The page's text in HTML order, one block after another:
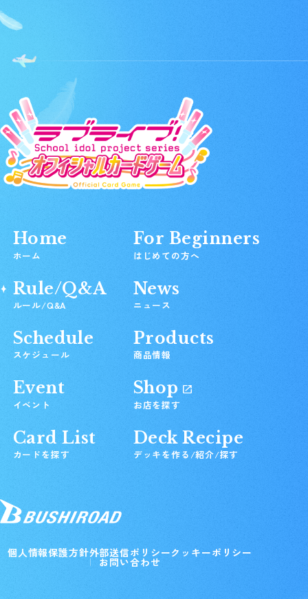
Home
ホーム
For Beginners
はじめての方へ
Rule/Q&A
ルール/Q&A
News
ニュース
Schedule
スケジュール
Products
商品情報
Event
イベント
Shop
お店を探す
Card List
カードを探す
Deck Recipe
デッキを作る/紹介/探す
個人情報保護方針外部送信ポリシークッキーポリシー
お問い合わせ